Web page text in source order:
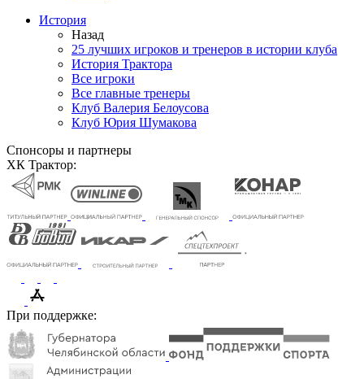
История
Назад
25 лучших игроков и тренеров в истории клуба
История Трактора
Все игроки
Все главные тренеры
Клуб Валерия Белоусова
Клуб Юрия Шумакова
Спонсоры и партнеры
ХК Трактор:
При поддержке: